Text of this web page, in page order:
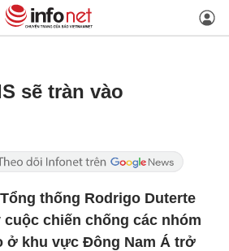
sẽ tràn vào
thống Rodrigo Duterte
chiến chống các nhóm
ở khu vực Đông Nam Á trở